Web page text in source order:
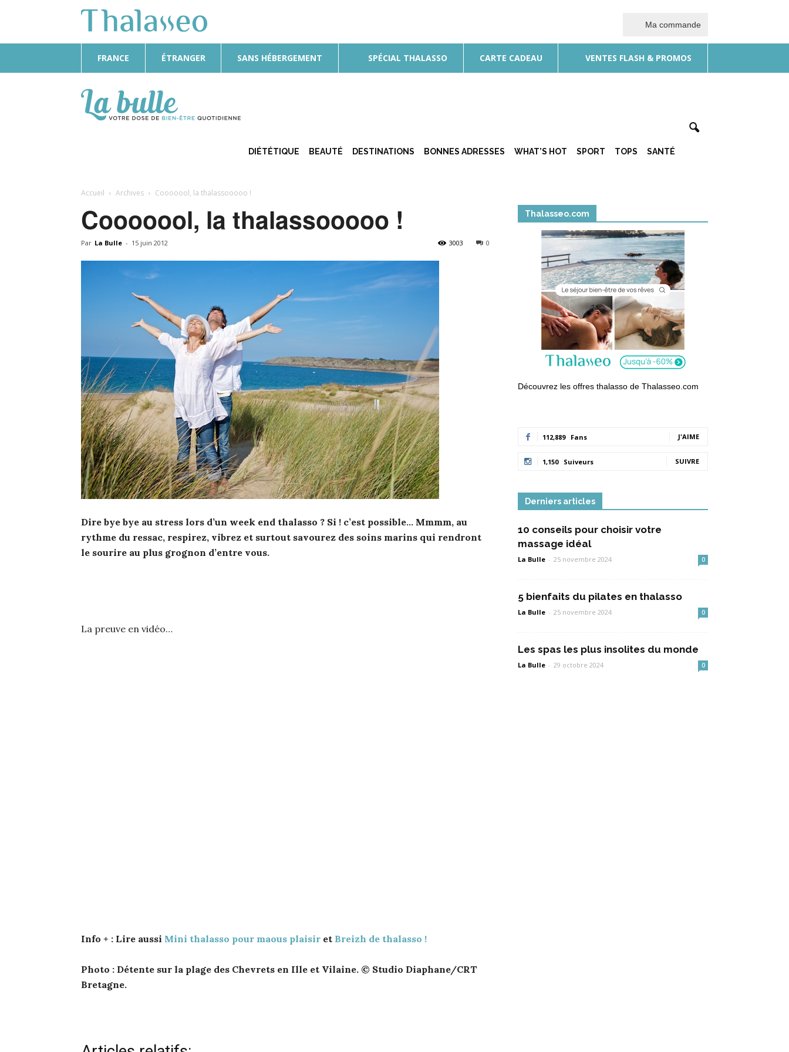
Ma commande
FRANCE ÉTRANGER SANS HÉBERGEMENT SPÉCIAL THALASSO CARTE CADEAU VENTES FLASH & PROMOS
Bulle
DIÉTÉTIQUE BEAUTÉ DESTINATIONS BONNES ADRESSES WHAT’S HOT SPORT TOPS SANTÉ
Accueil Archives Cooooool, la thalassooooo !
Cooooool, la thalassooooo !
Par La Bulle - 15 juin 2012 0
3003
Dire bye bye au stress lors d’un week end thalasso ? Si ! c’est possible… Mmmm, au
rythme du ressac, respirez, vibrez et surtout savourez des soins marins qui rendront
le sourire au plus grognon d’entre vous.
La preuve en vidéo…
Info + : Lire aussi Mini thalasso pour maous plaisir et Breizh de thalasso !
Photo : Détente sur la plage des Chevrets en Ille et Vilaine. © Studio Diaphane/CRT
Bretagne.
Thalasseo.com
Découvrez les offres thalasso de Thalasseo.com
112,889 Fans J'AIME
1,150 Suiveurs SUIVRE
Derniers articles
10 conseils pour choisir votre
massage idéal
La Bulle - 25 novembre 2024 0
5 bienfaits du pilates en thalasso
La Bulle - 25 novembre 2024 0
Les spas les plus insolites du monde
La Bulle - 29 octobre 2024 0